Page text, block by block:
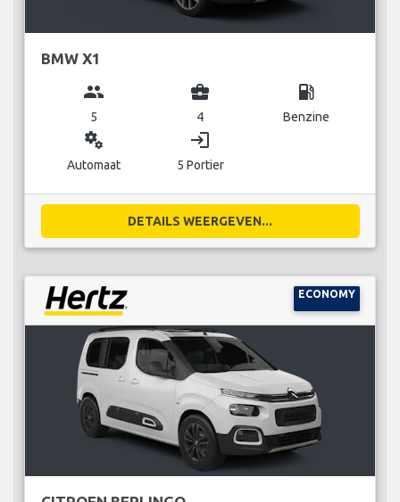
BMW X1
group
5
business_center
4
local_gas_station
Benzine
miscellaneous_services
Automaat
login
5 Portier
DETAILS WEERGEVEN...
ECONOMY